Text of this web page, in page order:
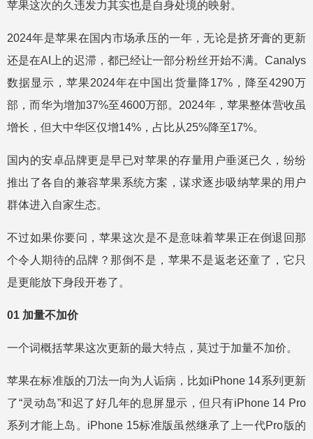
苹果这次的久违发力其实也是自身处境的映射。
2024年是苹果在国内市场承压的一年，无论是挤牙膏的更新
还是在AI上的迟滞，都已经让一部分粉丝开始不满。Canalys
数据显示，苹果2024年在中国出货量降17%，降至4290万
部，而华为增加37%至4600万部。2024年，苹果整体营收虽
增长，但大中华区仅增14%，占比从25%降至17%。
国内的安卓品牌更是早已对苹果的存量用户垂涎已久，纷纷
推出了各自的兼容苹果系统方案，谋求逐步吸纳苹果的用户
群体进入自家生态。
不过如果你要问，苹果这次是不是意味着苹果正在倒退回那
个令人期待的品牌？那倒不是，苹果不是返老还童了，它只
是更能放下身段开卷了。
01 加量不加价
一个词概括苹果这次更新的最大特点，莫过于加量不加价。
苹果在标准版的刀法一向为人诟病，比如iPhone 14系列更新
了“灵动岛”和迟了好几年的息屏显示，但只有iPhone 14 Pro
系列才能上岛。iPhone 15标准版虽然继承了上一代Pro版的